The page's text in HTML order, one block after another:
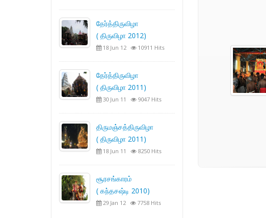
தேர்த்திருவிழா
( திருவிழா 2012)
18 Jun 12 10911 Hits
தேர்த்திருவிழா
( திருவிழா 2011)
30 Jun 11 9047 Hits
திருமஞ்சத்திருவிழா
( திருவிழா 2011)
18 Jun 11 8250 Hits
சூரசங்காரம்
( கந்தசஷ்டி 2010)
29 Jan 12 7758 Hits